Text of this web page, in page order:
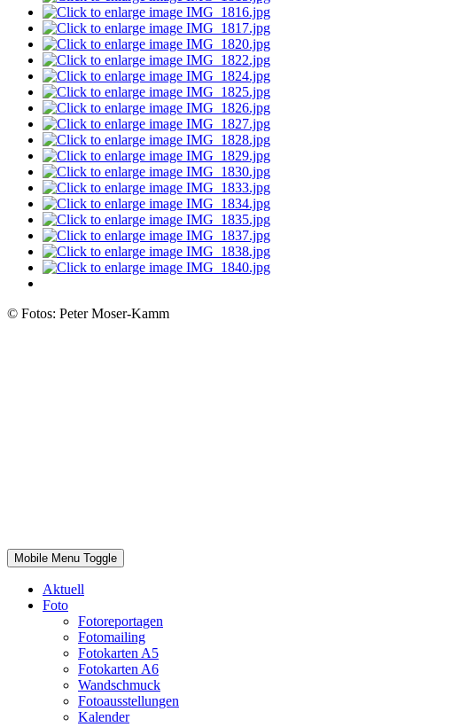
© Fotos: Peter Moser-Kamm
Mobile Menu Toggle
Aktuell
Foto
Fotoreportagen
Fotomailing
Fotokarten A5
Fotokarten A6
Wandschmuck
Fotoausstellungen
Kalender